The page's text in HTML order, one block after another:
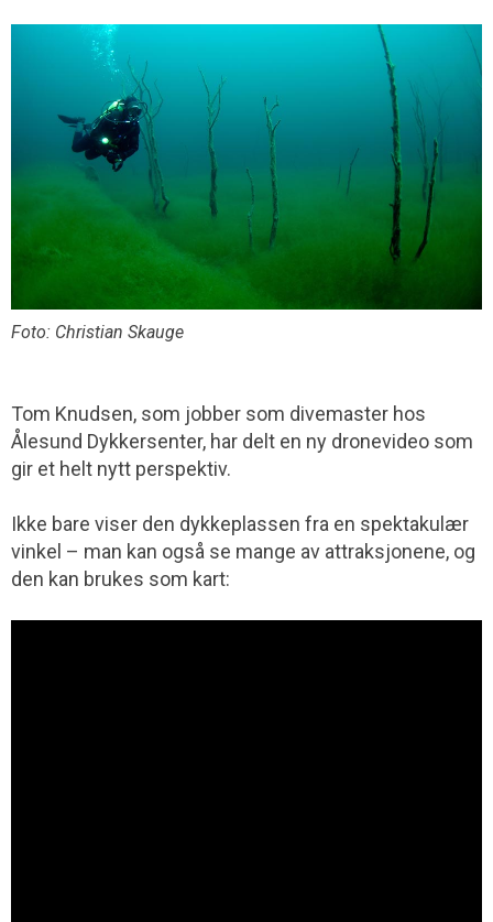
Foto: Christian Skauge
Tom Knudsen, som jobber som divemaster hos
Ålesund Dykkersenter, har delt en ny dronevideo som
gir et helt nytt perspektiv.
Ikke bare viser den dykkeplassen fra en spektakulær
vinkel – man kan også se mange av attraksjonene, og
den kan brukes som kart: